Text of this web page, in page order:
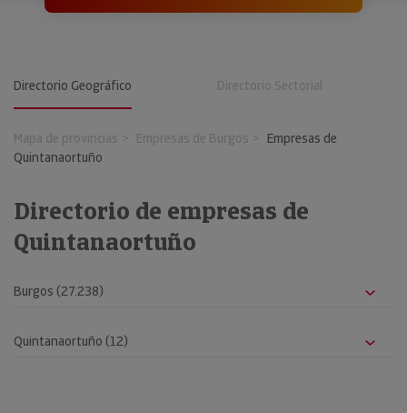
Directorio Geográfico Directorio Sectorial
Mapa de provincias Empresas de Burgos
Empresas de
Quintanaortuño
Directorio de empresas de
Quintanaortuño